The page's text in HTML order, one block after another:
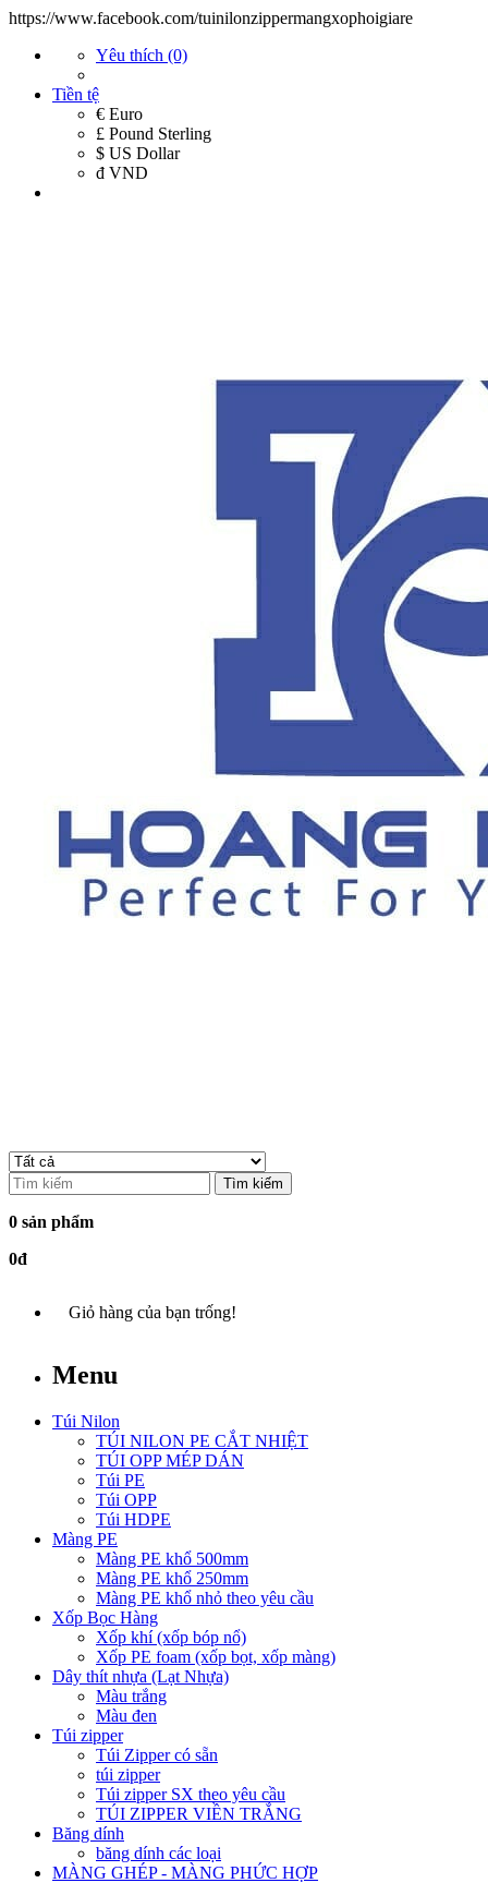
https://www.facebook.com/tuinilonzippermangxophoigiare
Yêu thích (0)
Tiền tệ
€ Euro
£ Pound Sterling
$ US Dollar
đ VND
Tìm kiếm
0 sản phẩm
0đ
Giỏ hàng của bạn trống!
Menu
Túi Nilon
TÚI NILON PE CẮT NHIỆT
TÚI OPP MÉP DÁN
Túi PE
Túi OPP
Túi HDPE
Màng PE
Màng PE khổ 500mm
Màng PE khổ 250mm
Màng PE khổ nhỏ theo yêu cầu
Xốp Bọc Hàng
Xốp khí (xốp bóp nổ)
Xốp PE foam (xốp bọt, xốp màng)
Dây thít nhựa (Lạt Nhựa)
Màu trắng
Màu đen
Túi zipper
Túi Zipper có sẵn
túi zipper
Túi zipper SX theo yêu cầu
TÚI ZIPPER VIỀN TRẮNG
Băng dính
băng dính các loại
MÀNG GHÉP - MÀNG PHỨC HỢP